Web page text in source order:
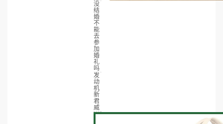
没
结
婚
不
能
去
参
加
婚
礼
吗
发
动
机
新
君
威